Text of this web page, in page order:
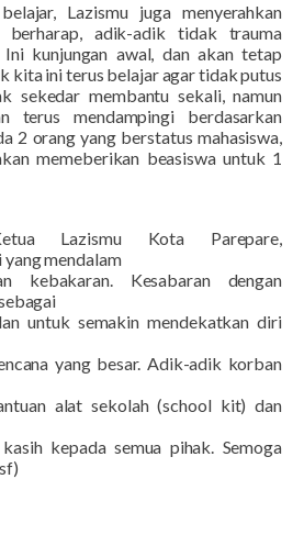
Lazismu juga menyerahkan
berharap, adik-adik tidak trauma
kunjungan awal, dan akan tetap
kita ini terus belajar agar tidak putus
sekedar membantu sekali, namun
terus mendampingi berdasarkan
2 orang yang berstatus mahasiswa,
memeberikan beasiswa untuk 1
Lazismu Kota Parepare,
mendalam
kebakaran. Kesabaran dengan
untuk semakin mendekatkan diri
yang besar. Adik-adik korban
alat sekolah (school kit) dan
kepada semua pihak. Semoga